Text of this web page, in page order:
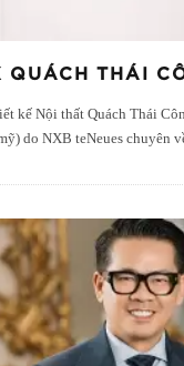
QUÁCH THÁI
kế Nội thất Quách Thái
do NXB teNeues chuyên